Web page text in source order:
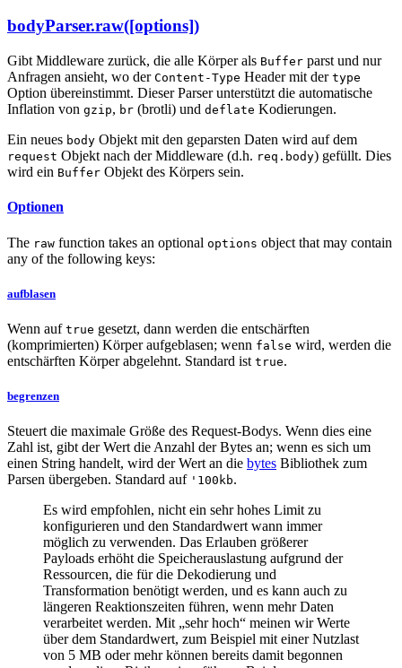
bodyParser.raw([options])
Gibt Middleware zurück, die alle Körper als Buffer parst und nur
Anfragen ansieht, wo der Content-Type Header mit der type
Option übereinstimmt. Dieser Parser unterstützt die automatische
Inflation von gzip, br (brotli) und deflate Kodierungen.
Ein neues body Objekt mit den geparsten Daten wird auf dem
request Objekt nach der Middleware (d.h. req.body) gefüllt. Dies
wird ein Buffer Objekt des Körpers sein.
Optionen
The raw function takes an optional options object that may contain
any of the following keys:
aufblasen
Wenn auf true gesetzt, dann werden die entschärften
(komprimierten) Körper aufgeblasen; wenn false wird, werden die
entschärften Körper abgelehnt. Standard ist true.
begrenzen
Steuert die maximale Größe des Request-Bodys. Wenn dies eine
Zahl ist, gibt der Wert die Anzahl der Bytes an; wenn es sich um
einen String handelt, wird der Wert an die bytes Bibliothek zum
Parsen übergeben. Standard auf '100kb.
Es wird empfohlen, nicht ein sehr hohes Limit zu
konfigurieren und den Standardwert wann immer
möglich zu verwenden. Das Erlauben größerer
Payloads erhöht die Speicherauslastung aufgrund der
Ressourcen, die für die Dekodierung und
Transformation benötigt werden, und es kann auch zu
längeren Reaktionszeiten führen, wenn mehr Daten
verarbeitet werden. Mit „sehr hoch“ meinen wir Werte
über dem Standardwert, zum Beispiel mit einer Nutzlast
von 5 MB oder mehr können bereits damit begonnen